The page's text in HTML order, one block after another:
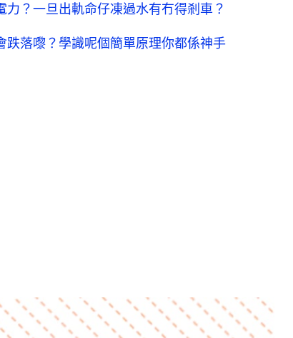
力？一旦出軌命仔凍過水有冇得剎車？
跌落嚟？學識呢個簡單原理你都係神手